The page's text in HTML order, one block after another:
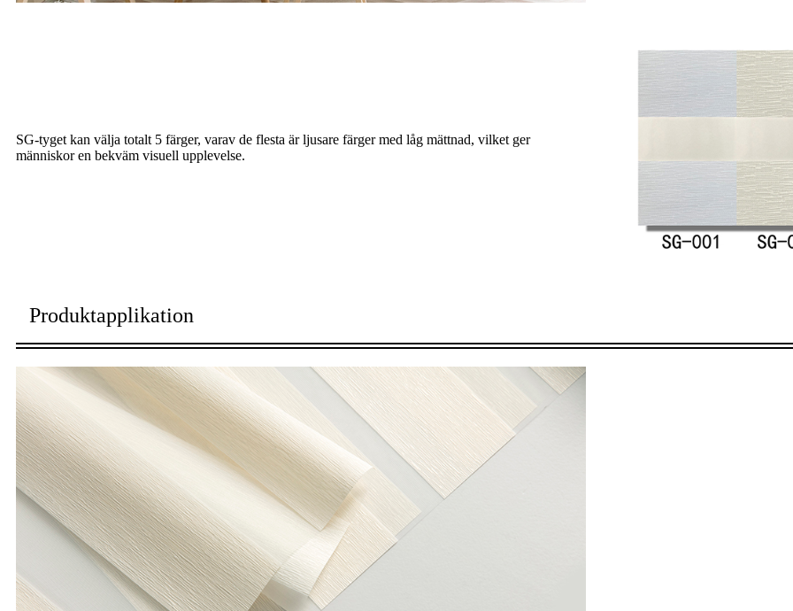
SG-tyget kan välja totalt 5 färger, varav de flesta är ljusare färger med låg mättnad, vilket ger
människor en bekväm visuell upplevelse.
Produktapplikation